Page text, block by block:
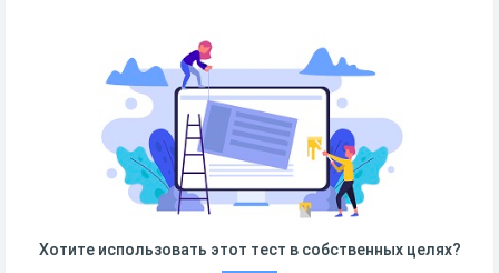
Хотите использовать этот тест в собственных целях?